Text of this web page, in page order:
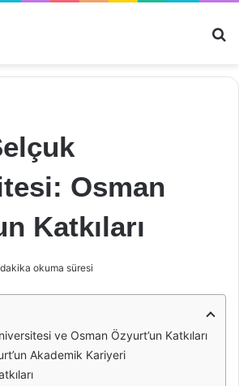
Osman
Katkıları
okuma süresi
ve Osman Özyurt’un Katkıları
Akademik Kariyeri